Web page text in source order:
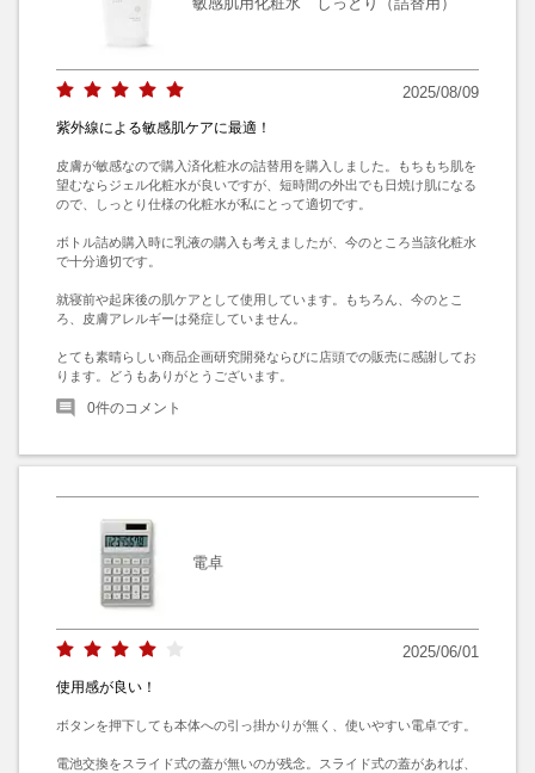
2025/08/09
紫外線による敏感肌ケアに最適！
皮膚が敏感なので購入済化粧水の詰替用を購入しました。もちもち肌を
望むならジェル化粧水が良いですが、短時間の外出でも日焼け肌になる
ので、しっとり仕様の化粧水が私にとって適切です。
ボトル詰め購入時に乳液の購入も考えましたが、今のところ当該化粧水
で十分適切です。
就寝前や起床後の肌ケアとして使用しています。もちろん、今のとこ
ろ、皮膚アレルギーは発症していません。
とても素晴らしい商品企画研究開発ならびに店頭での販売に感謝してお
ります。どうもありがとうございます。
0件のコメント
電卓
2025/06/01
使用感が良い！
ボタンを押下しても本体への引っ掛かりが無く、使いやすい電卓です。
電池交換をスライド式の蓋が無いのが残念。スライド式の蓋があれば、